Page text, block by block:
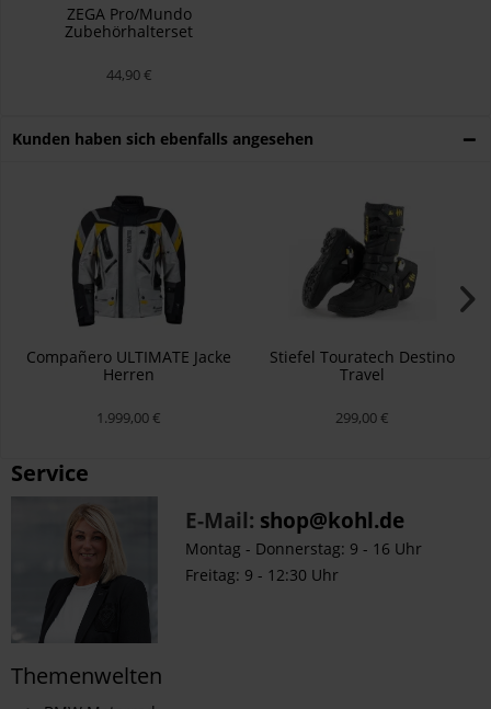
ZEGA Pro/Mundo
Zubehörhalterset
Benzinkanister 3 Liter
44,90 €
Kunden haben sich ebenfalls angesehen
Compañero ULTIMATE Jacke
Herren
1.999,00 €
Stiefel Touratech Destino
Travel
299,00 €
Service
E-Mail: shop@kohl.de
Montag - Donnerstag: 9 - 16 Uhr
Freitag: 9 - 12:30 Uhr
Themenwelten